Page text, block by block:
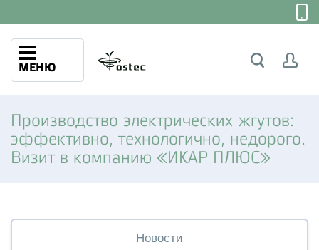
МЕНЮ
Производство электрических жгутов:
эффективно, технологично, недорого.
Визит в компанию «ИКАР ПЛЮС»
Новости